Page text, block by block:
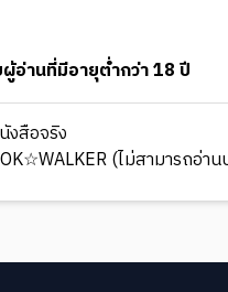
ผู้อ่านที่มีอายุต่ำกว่า 18 ปี
งสือจริง
(ไม่สามารถอ่าน